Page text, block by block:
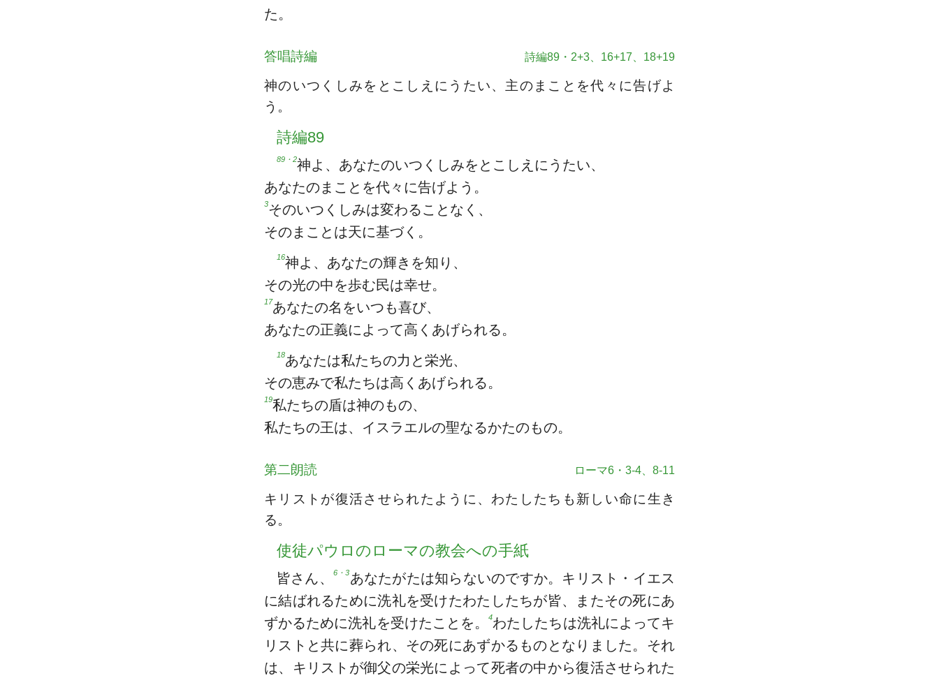
た。
答唱詩編 詩編89・2+3、16+17、18+19
神のいつくしみをとこしえにうたい、主のまことを代々に告げよ
う。
詩編89
89・2神よ、あなたのいつくしみをとこしえにうたい、
あなたのまことを代々に告げよう。
3そのいつくしみは変わることなく、
そのまことは天に基づく。
16神よ、あなたの輝きを知り、
その光の中を歩む民は幸せ。
17あなたの名をいつも喜び、
あなたの正義によって高くあげられる。
18あなたは私たちの力と栄光、
その恵みで私たちは高くあげられる。
19私たちの盾は神のもの、
私たちの王は、イスラエルの聖なるかたのもの。
第二朗読 ローマ6・3-4、8-11
キリストが復活させられたように、わたしたちも新しい命に生き
る。
使徒パウロのローマの教会への手紙
皆さん、 6・3あなたがたは知らないのですか。キリスト・イエス
に結ばれるために洗礼を受けたわたしたちが皆、またその死にあ
ずかるために洗礼を受けたことを。4わたしたちは洗礼によってキ
リストと共に葬られ、その死にあずかるものとなりました。それ
は、キリストが御父の栄光によって死者の中から復活させられた